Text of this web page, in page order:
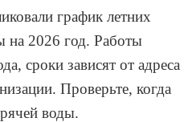
график летних
на 2026 год. Работы
сроки зависят от адреса
Проверьте, когда
воды.